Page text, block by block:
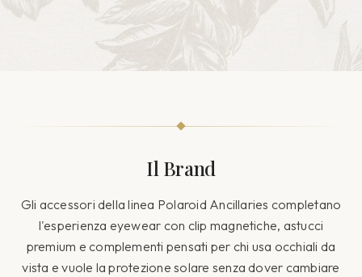
Il Brand
Gli accessori della linea Polaroid Ancillaries completano
l'esperienza eyewear con clip magnetiche, astucci
premium e complementi pensati per chi usa occhiali da
vista e vuole la protezione solare senza dover cambiare